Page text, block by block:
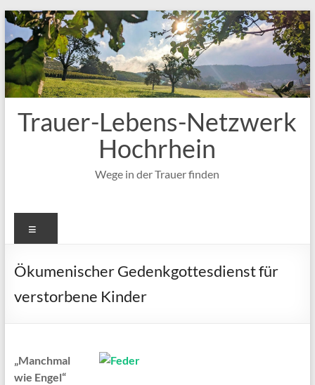
Zum
Inhalt
springen
Trauer-Lebens-Netzwerk
Hochrhein
Wege in der Trauer finden
Ökumenischer Gedenkgottesdienst für
verstorbene Kinder
„Manchmal
wie Engel“